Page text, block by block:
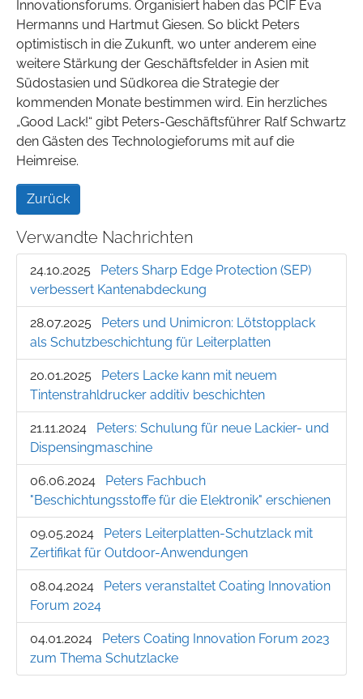
Innovationsforums. Organisiert haben das PCIF Eva
Hermanns und Hartmut Giesen. So blickt Peters
optimistisch in die Zukunft, wo unter anderem eine
weitere Stärkung der Geschäftsfelder in Asien mit
Südostasien und Südkorea die Strategie der
kommenden Monate bestimmen wird. Ein herzliches
„Good Lack!“ gibt Peters-Geschäftsführer Ralf Schwartz
den Gästen des Technologieforums mit auf die
Heimreise.
Zurück
Verwandte Nachrichten
24.10.2025
Peters Sharp Edge Protection (SEP)
verbessert Kantenabdeckung
28.07.2025
Peters und Unimicron: Lötstopplack
als Schutzbeschichtung für Leiterplatten
20.01.2025
Peters Lacke kann mit neuem
Tintenstrahldrucker additiv beschichten
21.11.2024
Peters: Schulung für neue Lackier- und
Dispensingmaschine
06.06.2024
Peters Fachbuch
"Beschichtungsstoffe für die Elektronik" erschienen
09.05.2024
Peters Leiterplatten-Schutzlack mit
Zertifikat für Outdoor-Anwendungen
08.04.2024
Peters veranstaltet Coating Innovation
Forum 2024
04.01.2024
Peters Coating Innovation Forum 2023
zum Thema Schutzlacke